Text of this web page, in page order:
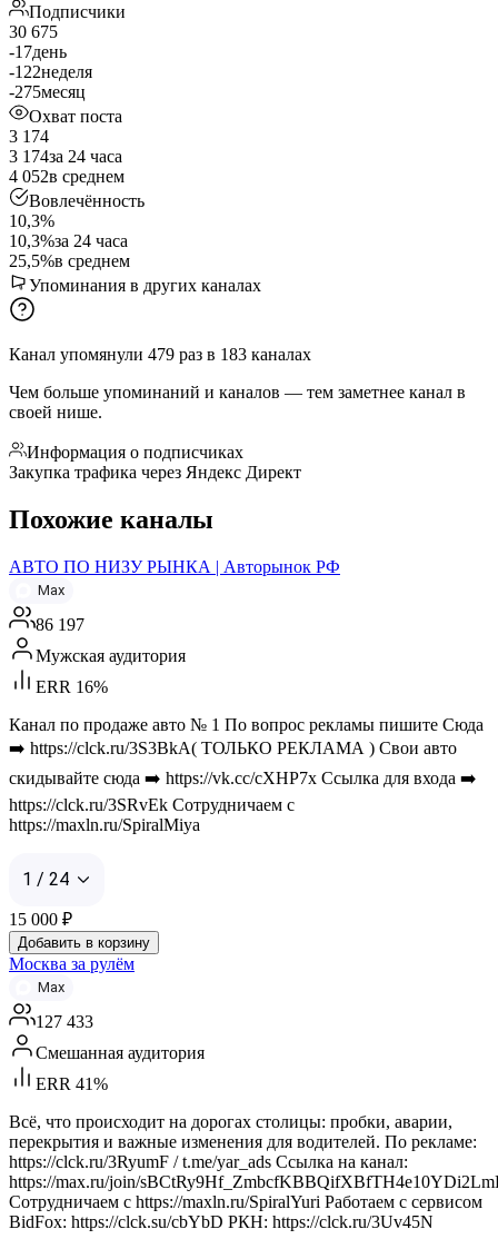
Подписчики
30 675
-17день
-122неделя
-275месяц
Охват поста
3 174
3 174за 24 часа
4 052в среднем
Вовлечённость
10,3%
10,3%за 24 часа
25,5%в среднем
Упоминания в других каналах
Канал упомянули 479 раз в 183 каналах
Чем больше упоминаний и каналов — тем заметнее канал в
своей нише.
Информация о подписчиках
Закупка трафика через Яндекс Директ
Похожие каналы
АВТО ПО НИЗУ РЫНКА | Авторынок РФ
Max
86 197
Мужская аудитория
ERR 16%
Канал по продаже авто № 1 По вопрос рекламы пишите Сюда
➡️ https://clck.ru/3S3BkA( ТОЛЬКО РЕКЛАМА ) Свои авто
скидывайте сюда ➡️ https://vk.cc/cXHP7x Ссылка для входа ➡️
https://clck.ru/3SRvEk Сотрудничаем с
https://maxln.ru/SpiralMiya
1 / 24
15 000 ₽
Добавить в корзину
Москва за рулём
Max
127 433
Смешанная аудитория
ERR 41%
Всё, что происходит на дорогах столицы: пробки, аварии,
перекрытия и важные изменения для водителей. По рекламе:
https://clck.ru/3RyumF / t.me/yar_ads Ссылка на канал:
https://max.ru/join/
Сотрудничаем с https://maxln.ru/SpiralYuri Работаем с сервисом
BidFox: https://clck.su/cbYbD РКН: https://clck.ru/3Uv45N